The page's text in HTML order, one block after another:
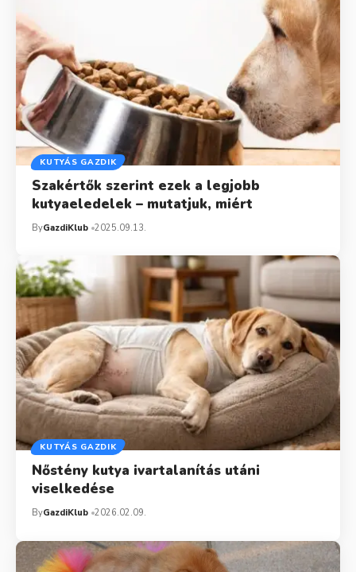
KUTYÁS GAZDIK
Szakértők szerint ezek a legjobb
kutyaeledelek – mutatjuk, miért
ByGazdiKlub 2025.09.13.
KUTYÁS GAZDIK
Nőstény kutya ivartalanítás utáni
viselkedése
ByGazdiKlub 2026.02.09.